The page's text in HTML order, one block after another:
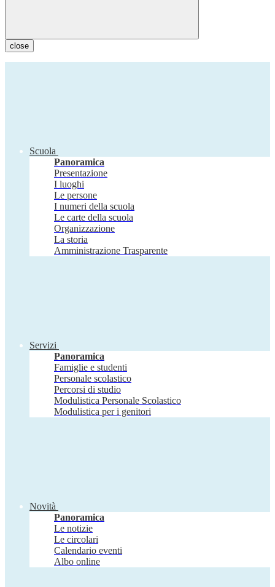
close
Scuola
Panoramica
Presentazione
I luoghi
Le persone
I numeri della scuola
Le carte della scuola
Organizzazione
La storia
Amministrazione Trasparente
Servizi
Panoramica
Famiglie e studenti
Personale scolastico
Percorsi di studio
Modulistica Personale Scolastico
Modulistica per i genitori
Novità
Panoramica
Le notizie
Le circolari
Calendario eventi
Albo online